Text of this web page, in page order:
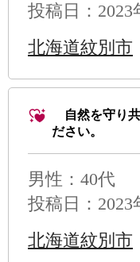
投稿日：2023
北海道紋別市
自然を守り共
ださい。
男性 ：40代
投稿日：2023
北海道紋別市